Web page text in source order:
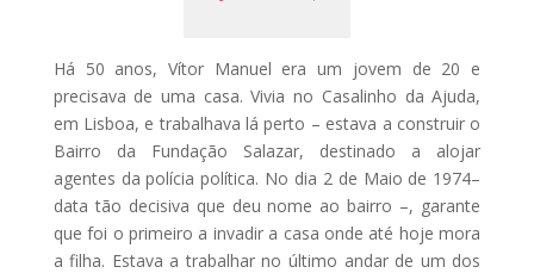
Há 50 anos, Vítor Manuel era um jovem de 20 e
precisava de uma casa. Vivia no Casalinho da Ajuda,
em Lisboa, e trabalhava lá perto – estava a construir o
Bairro da Fundação Salazar, destinado a alojar
agentes da polícia política. No dia 2 de Maio de 1974–
data tão decisiva que deu nome ao bairro –, garante
que foi o primeiro a invadir a casa onde até hoje mora
a filha. Estava a trabalhar no último andar de um dos